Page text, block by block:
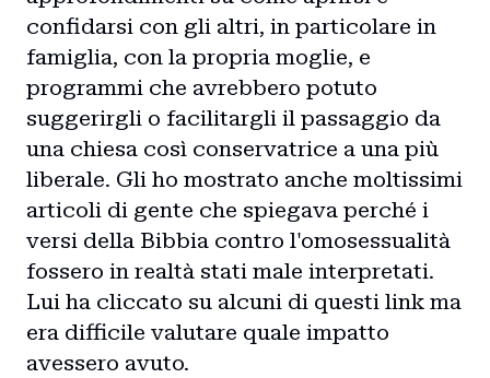
confidarsi con gli altri, in particolare in
famiglia, con la propria moglie, e
programmi che avrebbero potuto
suggerirgli o facilitargli il passaggio da
una chiesa così conservatrice a una più
liberale. Gli ho mostrato anche moltissimi
articoli di gente che spiegava perché i
versi della Bibbia contro l'omosessualità
fossero in realtà stati male interpretati.
Lui ha cliccato su alcuni di questi link ma
era difficile valutare quale impatto
avessero avuto.